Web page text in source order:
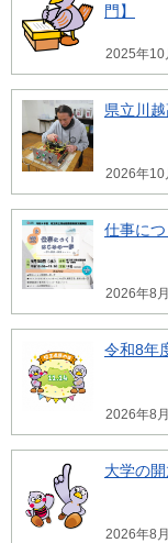
門】
2025年10
県立川
2026年10
仕事に
2026年8
令和8年
2026年8
大学の
2026年8